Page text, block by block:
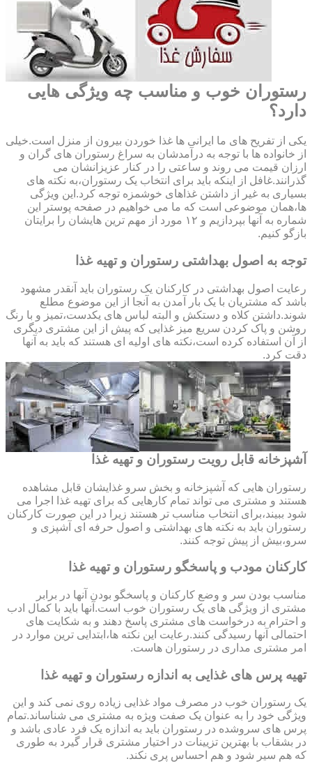
رستوران خوب و مناسب چه ویژگی هایی
دارد؟
یکی از تفریح های ما ایرانی ها غذا خوردن بیرون از منزل است.خیلی
از خانواده ها با توجه به درآمدشان به سراغ رستوران های گران و
ارزان قیمت می روند و ساعتی را در کنار عزیزانشان می
گذرانند.غافل از اینکه باید برای انتخاب یک رستوران،به نکته های
بسیاری به غیر از داشتن غذاهای خوشمزه توجه کرد.این ویژگی
ها،همان موضوعی است که ما می خواهیم در صفحه پوستر این
شماره به آنها بپردازیم و ۱۲ مورد از مهم ترین هایشان را برایتان
بازگو کنیم.
توجه به اصول بهداشتی رستوران و تهیه غذا
رعایت اصول بهداشتی در کارکنان یک رستوران باید آنقدر مشهود
باشد که مشتریان با یک بار آمدن به آنجا از این موضوع مطلع
شوند.داشتن کلاه و دستکش و البته لباس های یکدست،تمیز و با رنگ
روشن و پاک کردن سریع میز غذایی که پیش از این مشتری دیگری
از آن استفاده کرده است،نکته های اولیه ای هستند که باید به آنها
دقت کرد.
آشپزخانه قابل رویت رستوران و تهیه غذا
رستوران هایی که آشپزخانه و بخش سرو غذایشان قابل مشاهده
هستند و مشتری می تواند تمام کارهایی که برای تهیه غذا اجرا می
شود ببیند،برای انتخاب مناسب تر هستند زیرا در این صورت کارکنان
رستوران باید به نکته های بهداشتی و اصول حرفه ای آشپزی و
سرو،بیش از پیش توجه کنند.
کارکنان مودب و پاسخگو رستوران و تهیه غذا
مناسب بودن سر و وضع کارکنان و پاسخگو بودن آنها در برابر
مشتری از ویژگی های یک رستوران خوب است.آنها باید با کمال ادب
و احترام به درخواست های مشتری پاسخ دهند و به شکایت های
احتمالی آنها رسیدگی کنند.رعایت این نکته ها،ابتدایی ترین موارد در
امر مشتری مداری در رستوران هاست.
تهیه پرس های غذایی به اندازه رستوران و تهیه غذا
یک رستوران خوب در مصرف مواد غذایی زیاده روی نمی کند و این
ویژگی خود را به عنوان یک صفت ویژه به مشتری می شناساند.تمام
پرس های سروشده در رستوران باید به اندازه یک فرد عادی باشد و
در بشقاب با بهترین تزیینات در اختیار مشتری قرار گیرد به طوری
که هم سیر شود و هم احساس پری نکند.